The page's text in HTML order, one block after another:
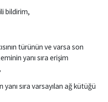
bildirim,
türünün ve varsa son
yanı sıra erişim
yanı sıra varsayılan ağ kütüğü